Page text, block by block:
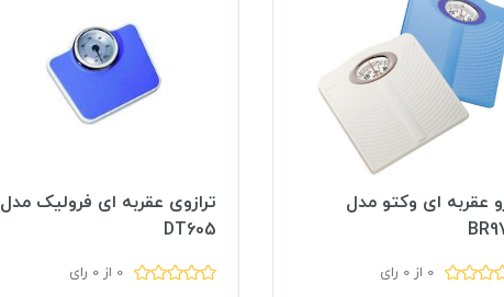
عقربه ای وکتو مدل
0 از 0 رای
ترازوی عقربه ای فرولیک مدل
DT605
0 از 0 رای